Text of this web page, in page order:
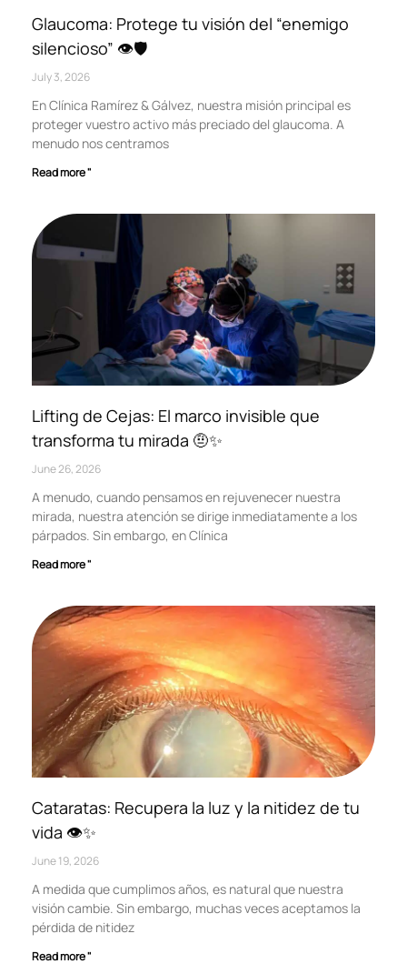
Glaucoma: Protege tu visión del “enemigo
silencioso” 👁️🛡️
July 3, 2026
En Clínica Ramírez & Gálvez, nuestra misión principal es
proteger vuestro activo más preciado del glaucoma. A
menudo nos centramos
Read more "
Lifting de Cejas: El marco invisible que
transforma tu mirada 🤨✨
June 26, 2026
A menudo, cuando pensamos en rejuvenecer nuestra
mirada, nuestra atención se dirige inmediatamente a los
párpados. Sin embargo, en Clínica
Read more "
Cataratas: Recupera la luz y la nitidez de tu
vida 👁️✨
June 19, 2026
A medida que cumplimos años, es natural que nuestra
visión cambie. Sin embargo, muchas veces aceptamos la
pérdida de nitidez
Read more "